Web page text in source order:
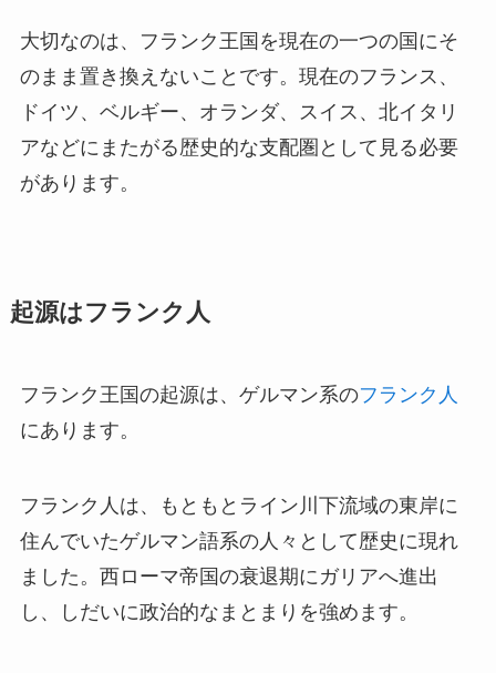
大切なのは、フランク王国を現在の一つの国にそ
のまま置き換えないことです。現在のフランス、
ドイツ、ベルギー、オランダ、スイス、北イタリ
アなどにまたがる歴史的な支配圏として見る必要
があります。
起源はフランク人
フランク王国の起源は、ゲルマン系のフランク人
にあります。
フランク人は、もともとライン川下流域の東岸に
住んでいたゲルマン語系の人々として歴史に現れ
ました。西ローマ帝国の衰退期にガリアへ進出
し、しだいに政治的なまとまりを強めます。